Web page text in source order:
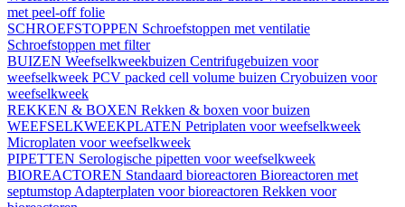
met peel-off folie
SCHROEFSTOPPEN Schroefstoppen met ventilatie
Schroefstoppen met filter
BUIZEN Weefselkweekbuizen Centrifugebuizen voor
weefselkweek PCV packed cell volume buizen Cryobuizen voor
weefselkweek
REKKEN & BOXEN Rekken & boxen voor buizen
WEEFSELKWEEKPLATEN Petriplaten voor weefselkweek
Microplaten voor weefselkweek
PIPETTEN Serologische pipetten voor weefselkweek
BIOREACTOREN Standaard bioreactoren Bioreactoren met
septumstop Adapterplaten voor bioreactoren Rekken voor